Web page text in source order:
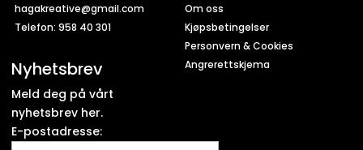
hagakreative@gmail.com
Telefon: 958 40 301
Nyhetsbrev
Meld deg på vårt
nyhetsbrev her.
E-postadresse:
Om oss
Kjøpsbetingelser
Personvern & Cookies
Angrerettskjema